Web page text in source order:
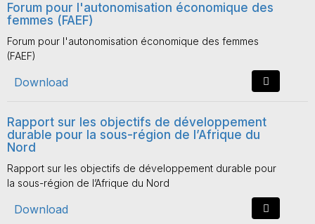
Forum pour l'autonomisation économique des
femmes (FAEF)
Forum pour l'autonomisation économique des femmes
(FAEF)
Download
Rapport sur les objectifs de développement
durable pour la sous-région de l’Afrique du
Nord
Rapport sur les objectifs de développement durable pour
la sous-région de l’Afrique du Nord
Download